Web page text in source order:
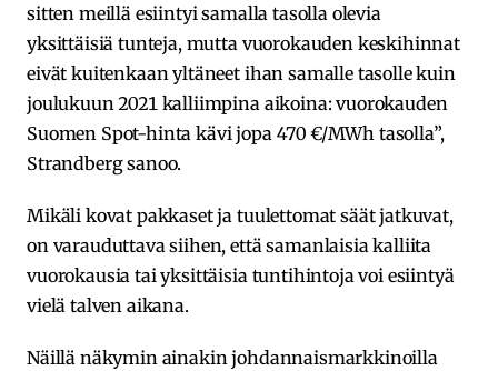
sitten meillä esiintyi samalla tasolla olevia
yksittäisiä tunteja, mutta vuorokauden keskihinnat
eivät kuitenkaan yltäneet ihan samalle tasolle kuin
joulukuun 2021 kalliimpina aikoina: vuorokauden
Suomen Spot-hinta kävi jopa 470 €/MWh tasolla”,
Strandberg sanoo.
Mikäli kovat pakkaset ja tuulettomat säät jatkuvat,
on varauduttava siihen, että samanlaisia kalliita
vuorokausia tai yksittäisia tuntihintoja voi esiintyä
vielä talven aikana.
Näillä näkymin ainakin johdannaismarkkinoilla